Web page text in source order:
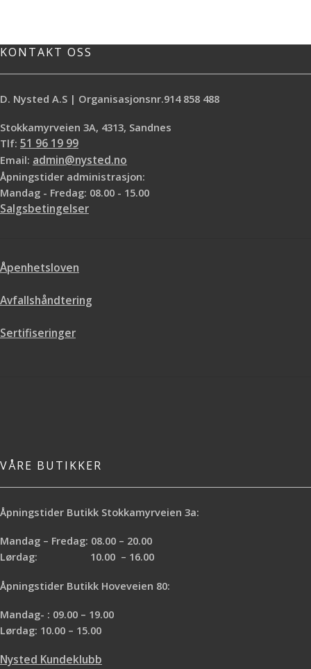
KONTAKT OSS
D. Nysted A.S | Organisasjonsnr.914 858 488
Stokkamyrveien 3A, 4313, Sandnes
Tlf: 51 96 19 99
Email: admin@nysted.no
Åpningstider administrasjon:
Mandag - Fredag: 08.00 - 15.00
Salgsbetingelser
Åpenhetsloven
Avfallshåndtering
Sertifiseringer
VÅRE BUTIKKER
Åpningstider Butikk Stokkamyrveien 3a:
Mandag – Fredag: 08.00 – 20.00
Lørdag: 10.00 – 16.00
Åpningstider Butikk Hoveveien 80:
Mandag- : 09.00 – 19.00
Lørdag: 10.00 – 15.00
Nysted Kundeklubb